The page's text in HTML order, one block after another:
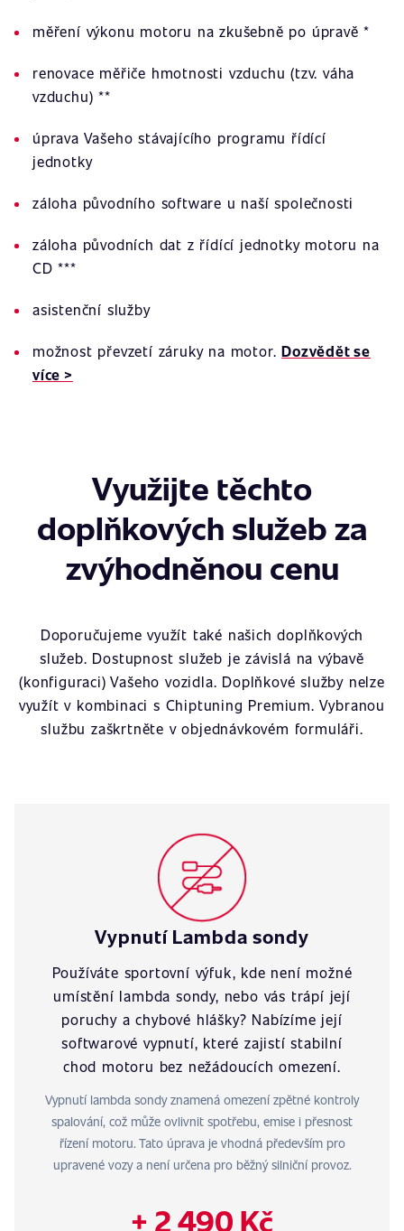
měření výkonu motoru na zkušebně po úpravě *
renovace měřiče hmotnosti vzduchu (tzv. váha
vzduchu) **
úprava Vašeho stávajícího programu řídící
jednotky
záloha původního software u naší společnosti
záloha původních dat z řídící jednotky motoru na
CD ***
asistenční služby
možnost převzetí záruky na motor.Dozvědět se
více >
Využijte těchto
doplňkových služeb za
zvýhodněnou cenu
Doporučujeme využít také našich doplňkových
služeb. Dostupnost služeb je závislá na výbavě
(konfiguraci) Vašeho vozidla. Doplňkové služby nelze
využít v kombinaci s Chiptuning Premium. Vybranou
službu zaškrtněte v objednávkovém formuláři.
Vypnutí Lambda sondy
Používáte sportovní výfuk, kde není možné
umístění lambda sondy, nebo vás trápí její
poruchy a chybové hlášky? Nabízíme její
softwarové vypnutí, které zajistí stabilní
chod motoru bez nežádoucích omezení.
Vypnutí lambda sondy znamená omezení zpětné kontroly
spalování, což může ovlivnit spotřebu, emise i přesnost
řízení motoru. Tato úprava je vhodná především pro
upravené vozy a není určena pro běžný silniční provoz.
+ 2 490 Kč